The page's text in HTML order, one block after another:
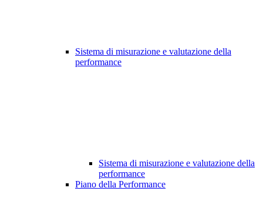
Sistema di misurazione e valutazione della
performance
Sistema di misurazione e valutazione della
performance
Piano della Performance